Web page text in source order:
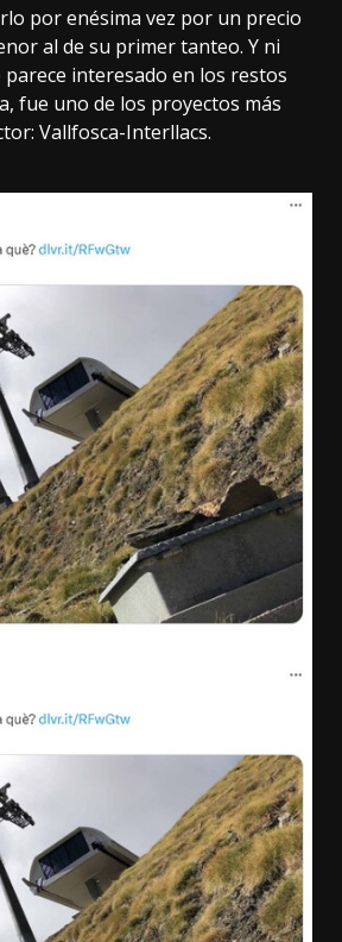
por enésima vez por un precio
al de su primer tanteo. Y ni
parece interesado en los restos
fue uno de los proyectos más
Vallfosca-Interllacs.